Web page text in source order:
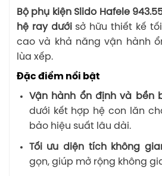
Bộ phụ kiện Slido Hafele
hệ ray dướisở hữu thiết kế
cao và khả năng vận hành
lùa xếp.
Đặc điểm nổi bật
Vận hành ổn định và bền
dưới kết hợp hệ con lăn
bảo hiệu suất lâu dài.
Tối ưu diện tích không
gọn, giúp mở rộng không